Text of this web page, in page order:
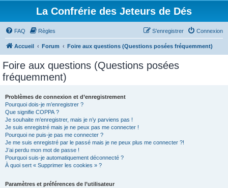
La Confrérie des Jeteurs de Dés
FAQ Règles Connexion
S’enregistrer
Accueil Forum Foire aux questions (Questions posées fréquemment)
Foire aux questions (Questions posées
fréquemment)
Problèmes de connexion et d’enregistrement
Pourquoi dois-je m’enregistrer ?
Que signifie COPPA ?
Je souhaite m’enregistrer, mais je n’y parviens pas !
Je suis enregistré mais je ne peux pas me connecter !
Pourquoi ne puis-je pas me connecter ?
Je me suis enregistré par le passé mais je ne peux plus me connecter ?!
J’ai perdu mon mot de passe !
Pourquoi suis-je automatiquement déconnecté ?
À quoi sert « Supprimer les cookies » ?
Paramètres et préférences de l’utilisateur